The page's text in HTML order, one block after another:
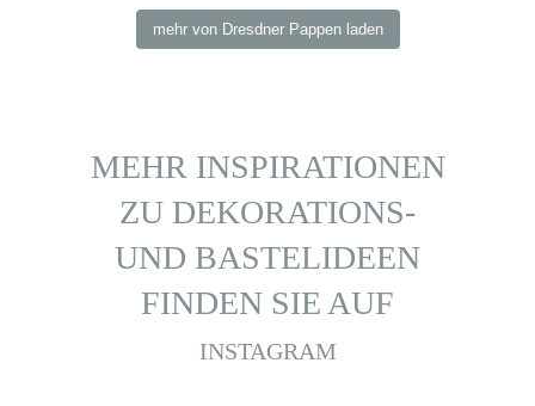
mehr von Dresdner Pappen laden
MEHR INSPIRATIONEN
ZU DEKORATIONS-
UND BASTELIDEEN
FINDEN SIE AUF
INSTAGRAM